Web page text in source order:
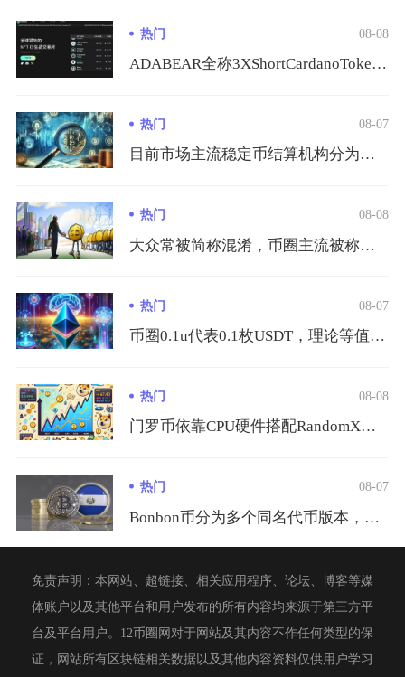
热门 08-08
ADABEAR全称3XShortCardanoToken，是...
热门 08-07
目前市场主流稳定币结算机构分为四大类：稳定币发行基建服务商、...
热门 08-08
大众常被简称混淆，币圈主流被称作CRE币的主流标的分为两个项...
热门 08-07
币圈0.1u代表0.1枚USDT，理论等值0.1美元，换算人...
热门 08-08
门罗币依靠CPU硬件搭配RandomX算法挖矿是主流盈利路径...
热门 08-07
Bonbon币分为多个同名代币版本，中心化交易所仅ZT交易所...
免责声明：本网站、超链接、相关应用程序、论坛、博客等媒
体账户以及其他平台和用户发布的所有内容均来源于第三方平
台及平台用户。12币圈网对于网站及其内容不作任何类型的保
证，网站所有区块链相关数据以及其他内容资料仅供用户学习